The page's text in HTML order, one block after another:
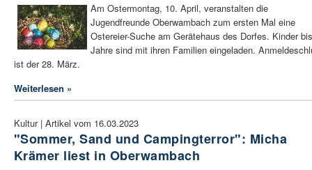
Am Ostermontag, 10. April, veranstalten die
Jugendfreunde Oberwambach zum ersten Mal eine
Ostereier-Suche am Gerätehaus des Dorfes. Kinder
Jahre sind mit ihren Familien eingeladen.
ist der 28. März.
Weiterlesen »
Kultur | Artikel vom 16.03.2023
"Sommer, Sand und Campingterror": Micha
Krämer liest in Oberwambach